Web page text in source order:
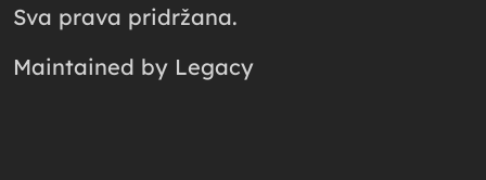
Sva prava pridržana.
Maintained by Legacy